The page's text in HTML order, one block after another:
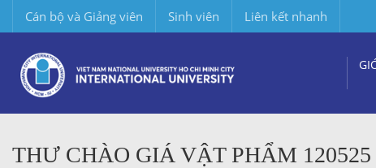
Cán bộ và Giảng viên Sinh viên Liên kết nhanh
THƯ CHÀO GIÁ VẬT PHẨM 120525